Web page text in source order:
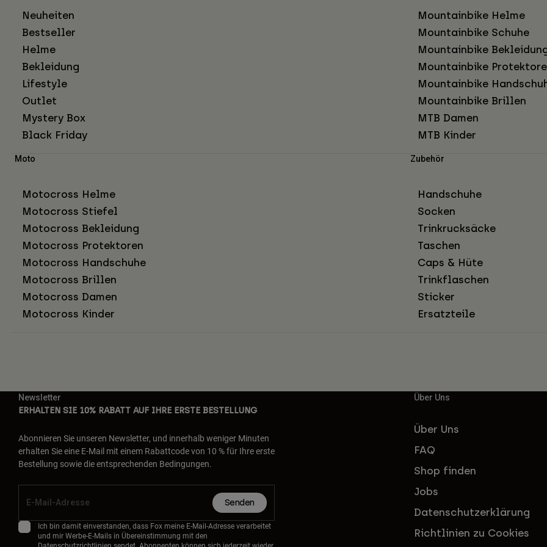
Neuheiten
Bestseller
Helme
Bekleidung
Lifestyle
Outlet
Mystery Box
Black Friday
Mountainbike Helme
Mountainbike Schuhe
Mountainbike
Mountainbike
Mountainbike
Mountainbike Brillen
MTB Damen
MTB Kinder
Moto
Motocross Helme
Motocross Stiefel
Motocross Bekleidung
Motocross Protektoren
Motocross Handschuhe
Motocross Brillen
Motocross Damen
Motocross Kinder
Zubehör
Handschuhe
Socken
Trinkrucksäcke
Taschen
Caps & Hüte
Trinkflaschen
Sticker
Ersatzteile
Newsletter
ERHALTEN SIE 10% RABATT AUF IHRE ERSTE BESTELLUNG
Abonnieren Sie unseren Newsletter, und innerhalb weniger Minuten
erhalten Sie eine E-Mail mit einem Rabattcode von 10 % für Ihre erste
Bestellung sowie die entsprechenden Bedingungen.
Senden
Ich bin damit einverstanden, dass Fox meine E-Mail-Adresse verarbeitet
und mir Werbe-E-Mails in Übereinstimmung mit den
Über Uns
Über Uns
FAQ
Shop finden
Jobs
Datenschutzerklärung
Richtlinien zu Cookies